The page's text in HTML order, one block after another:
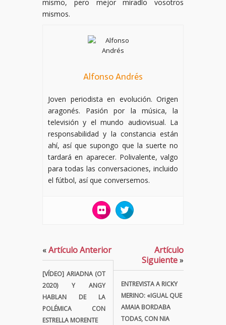
mismo, pero mejor miradlo vosotros
mismos.
Alfonso Andrés
Joven periodista en evolución. Origen
aragonés. Pasión por la música, la
televisión y el mundo audiovisual. La
responsabilidad y la constancia están
ahí, así que supongo que la suerte no
tardará en aparecer. Polivalente, valgo
para todas las conversaciones, incluido
el fútbol, así que conversemos.
«Artículo Anterior
[VÍDEO] ARIADNA (OT
2020) Y ANGY
HABLAN DE LA
POLÉMICA CON
ESTRELLA MORENTE
Artículo
Siguiente»
ENTREVISTA A RICKY
MERINO: «IGUAL QUE
AMAIA BORDABA
TODAS, CON NIA